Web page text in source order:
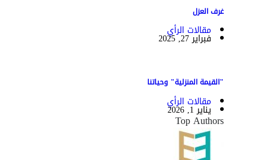
غرف العزل
مقالات الرأي
فبراير 27, 2025
"القيمة المنزلية" وحياتنا
مقالات الرأي
يناير 1, 2026
Top Authors